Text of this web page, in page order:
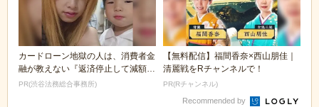
カードローン地獄の人は、消費者金
融が教えない『返済停止して減額・
免除する方法』で...
PR(渋谷法務総合事務所)
【無料配信】福間香奈×西山朋佳｜
清麗戦をRチャンネルで！
PR(Rチャンネル)
Recommended by